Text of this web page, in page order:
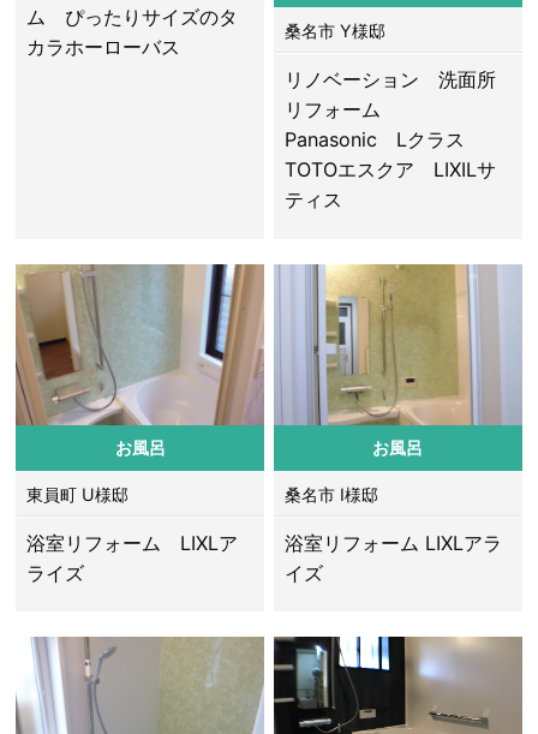
ム ぴったりサイズのタ
カラホーローバス
桑名市 Y様邸
リノベーション 洗面所
リフォーム
Panasonic Lクラス
TOTOエスクア LIXILサ
ティス
お風呂
東員町 U様邸
浴室リフォーム LIXLア
ライズ
お風呂
桑名市 I様邸
浴室リフォーム LIXLアラ
イズ